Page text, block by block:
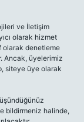
ve İletişim
olarak hizmet
olarak denetleme
Ancak, üyelerimiz
siteye üye olarak
bildirmeniz halinde,